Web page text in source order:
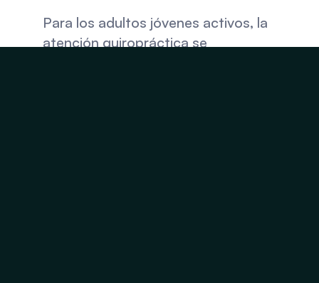
Para los adultos jóvenes activos, la
atención quiropráctica se